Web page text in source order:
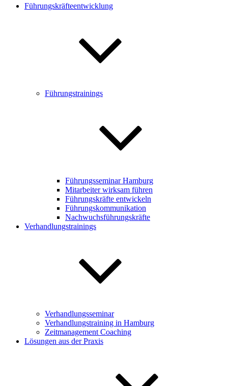
Führungskräfteentwicklung
Führungstrainings
Führungsseminar Hamburg
Mitarbeiter wirksam führen
Führungskräfte entwickeln
Führungskommunikation
Nachwuchsführungskräfte
Verhandlungstrainings
Verhandlungsseminar
Verhandlungstraining in Hamburg
Zeitmanagement Coaching
Lösungen aus der Praxis